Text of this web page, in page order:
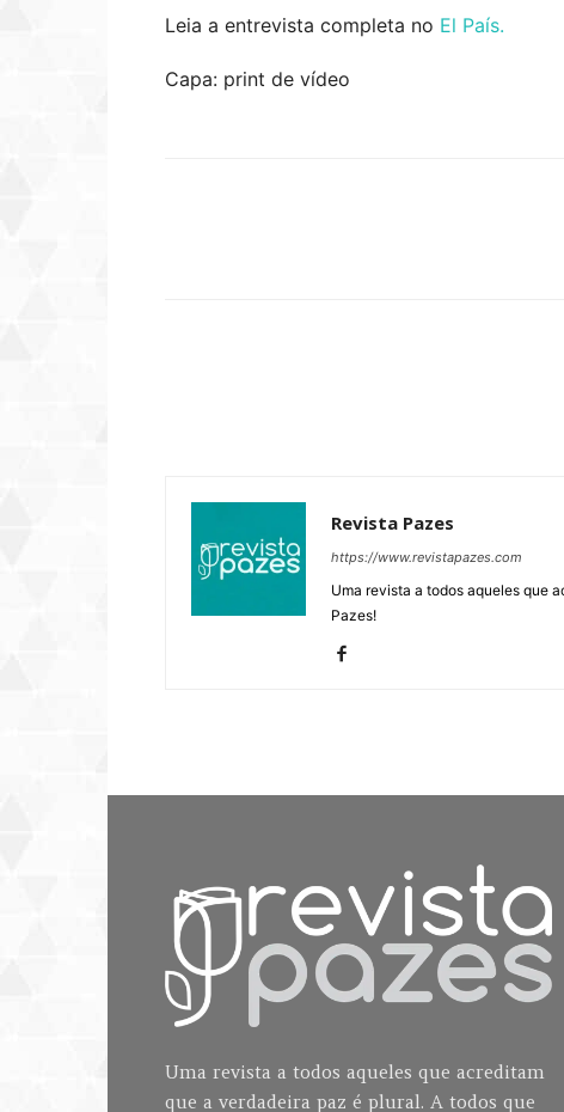
Leia a entrevista completa no El País.
Capa: print de vídeo
Revista Pazes
https://www.revistapazes.com
Uma revista a todos aqueles que
Pazes!
Uma revista a todos aqueles que acreditam
que a verdadeira paz é plural. A todos que